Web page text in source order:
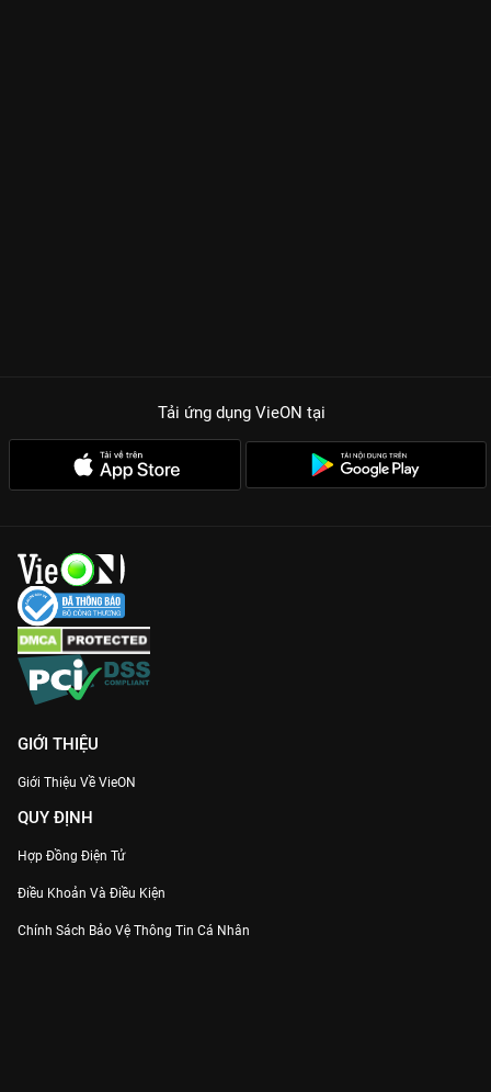
Tải ứng dụng VieON tại
GIỚI THIỆU
Giới Thiệu Về VieON
QUY ĐỊNH
Hợp Đồng Điện Tử
Điều Khoản Và Điều Kiện
Chính Sách Bảo Vệ Thông Tin Cá Nhân